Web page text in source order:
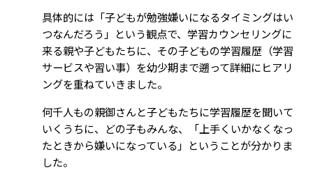
具体的には「子どもが勉強嫌いになるタイミングはい
つなんだろう」という観点で、学習カウンセリングに
来る親や子どもたちに、その子どもの学習履歴（学習
サービスや習い事）を幼少期まで遡って詳細にヒアリ
ングを重ねていきました。
何千人もの親御さんと子どもたちに学習履歴を聞いて
いくうちに、どの子もみんな、「上手くいかなくなっ
たときから嫌いになっている」ということが分かりま
した。